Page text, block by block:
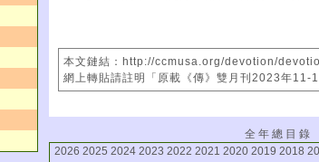
本文鏈結：http://ccmusa.org/devotion/
網上轉貼請註明「原載《傳》雙月刊2023年11-
全 年 總 目 錄
2026 2025 2024 2023 2022 2021 2020 2019 2018